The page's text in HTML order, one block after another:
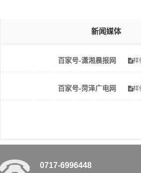
新闻媒体
百家号-潇湘晨报网 样
百家号-菏泽广电网 样
0717-6996448